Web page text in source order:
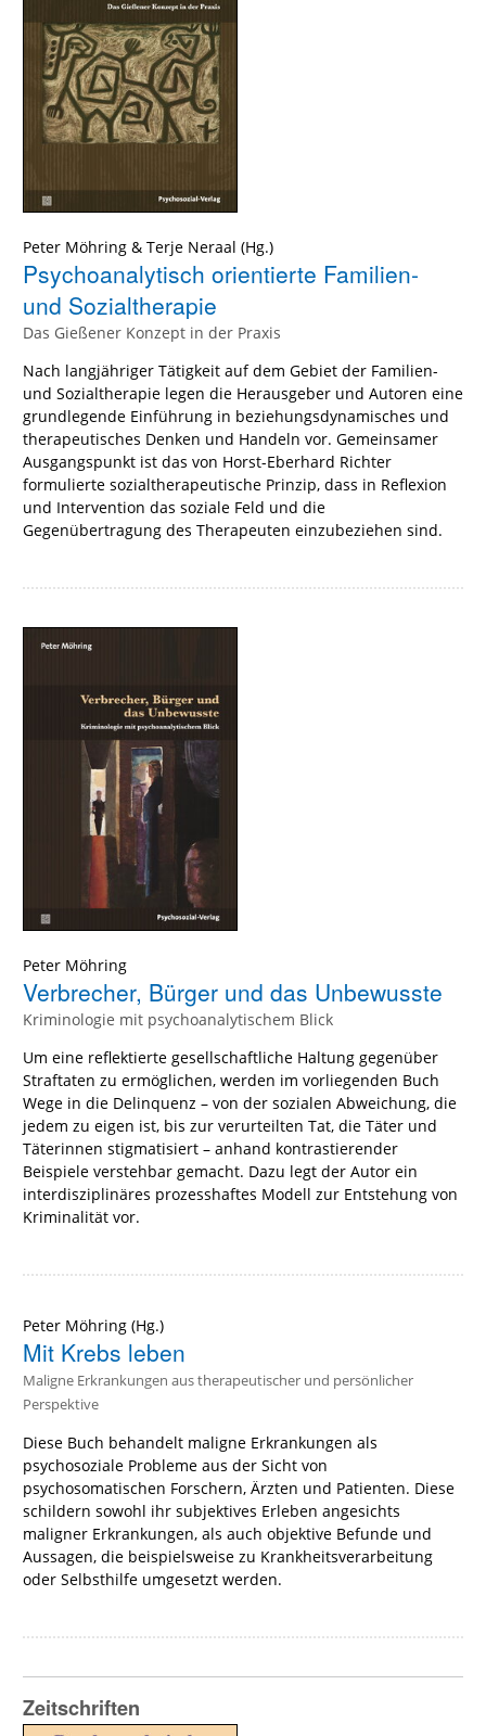
Peter Möhring & Terje Neraal (Hg.)
Psychoanalytisch orientierte Familien-
und Sozialtherapie
Das Gießener Konzept in der Praxis
Nach langjähriger Tätigkeit auf dem Gebiet der Familien-
und Sozialtherapie legen die Herausgeber und Autoren eine
grundlegende Einführung in beziehungsdynamisches und
therapeutisches Denken und Handeln vor. Gemeinsamer
Ausgangspunkt ist das von Horst-Eberhard Richter
formulierte sozialtherapeutische Prinzip, dass in Reflexion
und Intervention das soziale Feld und die
Gegenübertragung des Therapeuten einzubeziehen sind.
Peter Möhring
Verbrecher, Bürger und das Unbewusste
Kriminologie mit psychoanalytischem Blick
Um eine reflektierte gesellschaftliche Haltung gegenüber
Straftaten zu ermöglichen, werden im vorliegenden Buch
Wege in die Delinquenz – von der sozialen Abweichung, die
jedem zu eigen ist, bis zur verurteilten Tat, die Täter und
Täterinnen stigmatisiert – anhand kontrastierender
Beispiele verstehbar gemacht. Dazu legt der Autor ein
interdisziplinäres prozesshaftes Modell zur Entstehung von
Kriminalität vor.
Peter Möhring (Hg.)
Mit Krebs leben
Maligne Erkrankungen aus therapeutischer und persönlicher
Perspektive
Diese Buch behandelt maligne Erkrankungen als
psychosoziale Probleme aus der Sicht von
psychosomatischen Forschern, Ärzten und Patienten. Diese
schildern sowohl ihr subjektives Erleben angesichts
maligner Erkrankungen, als auch objektive Befunde und
Aussagen, die beispielsweise zu Krankheitsverarbeitung
oder Selbsthilfe umgesetzt werden.
Zeitschriften